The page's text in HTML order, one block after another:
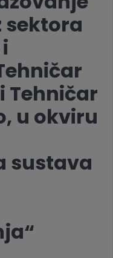
sektora
Tehničar
u okviru
sustava